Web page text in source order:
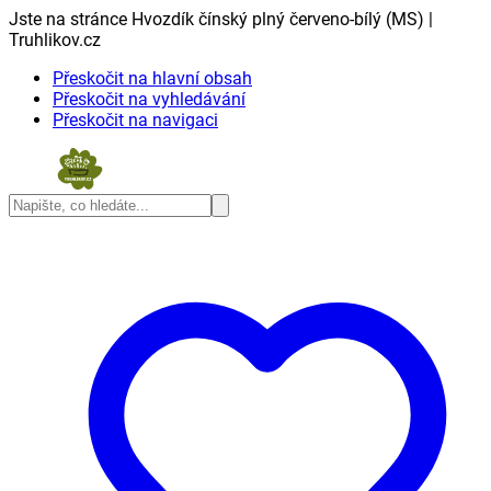
Jste na stránce Hvozdík čínský plný červeno-bílý (MS) |
Truhlikov.cz
Přeskočit na hlavní obsah
Přeskočit na vyhledávání
Přeskočit na navigaci